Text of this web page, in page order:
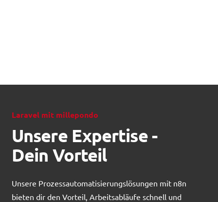
Laravel mit millepondo
Unsere Expertise -
Dein Vorteil
Unsere Prozessautomatisierungslösungen mit n8n
bieten dir den Vorteil, Arbeitsabläufe schnell und